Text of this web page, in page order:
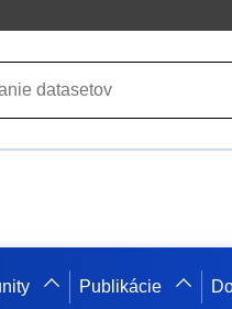
Publikácie